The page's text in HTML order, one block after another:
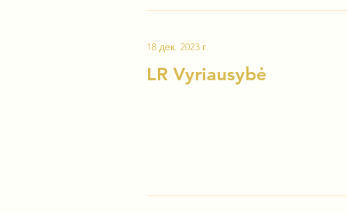
18 дек. 2023 г.
LR Vyriausybė